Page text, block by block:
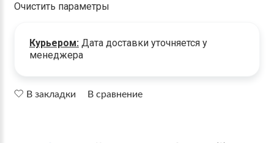
Очистить параметры
Курьером: Дата доставки уточняется у
менеджера
В закладки В сравнение